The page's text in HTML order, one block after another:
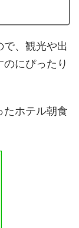
、観光や出
にぴったり
たホテル朝食